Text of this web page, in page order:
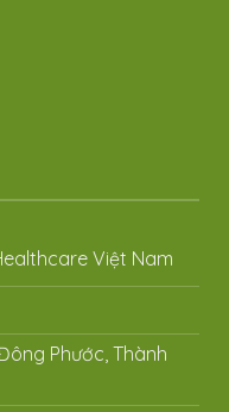
Việt Nam
Phước, Thành